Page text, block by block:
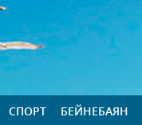
СПОРТ БЕЙНЕБАЯН